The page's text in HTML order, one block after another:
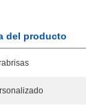
del producto